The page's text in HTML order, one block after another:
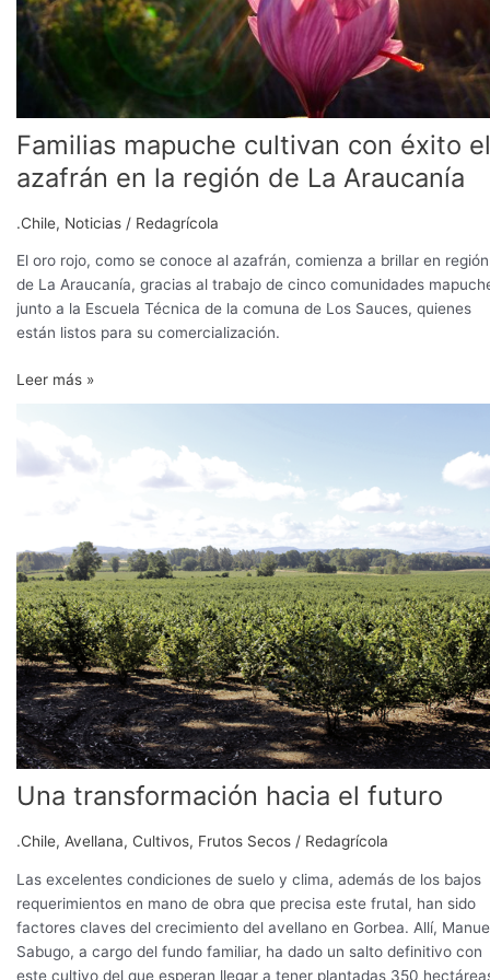
Familias mapuche cultivan con éxito el
azafrán en la región de La Araucanía
.Chile, Noticias / Redagrícola
El oro rojo, como se conoce al azafrán, comienza a brillar en región
de La Araucanía, gracias al trabajo de cinco comunidades
junto a la Escuela Técnica de la comuna de Los Sauces, quienes
están listos para su comercialización.
de
La
Leer más »
Una transformación hacia el futuro
.Chile, Avellana, Cultivos, Frutos Secos / Redagrícola
Las excelentes condiciones de suelo y clima, además de los bajos
requerimientos en mano de obra que precisa este frutal, han sido
factores claves del crecimiento del avellano en Gorbea. Allí,
Sabugo, a cargo del fundo familiar, ha dado un salto definitivo con
este cultivo del que esperan llegar a tener plantadas 350
hacia